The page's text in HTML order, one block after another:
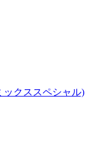
ックススペシャル)